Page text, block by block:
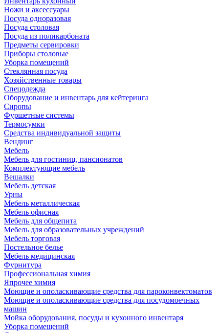
Ножи и аксессуары
Посуда одноразовая
Посуда столовая
Посуда из поликарбоната
Предметы сервировки
Приборы столовые
Уборка помещений
Стеклянная посуда
Хозяйственные товары
Спецодежда
Оборудование и инвентарь для кейтеринга
Сиропы
Фуршетные системы
Термосумки
Средства индивидуальной защиты
Вендинг
Мебель
Мебель для гостиниц, пансионатов
Комплектующие мебель
Вешалки
Мебель детская
Урны
Мебель металлическая
Мебель офисная
Мебель для общепита
Мебель для образовательных учреждений
Мебель торговая
Постельное белье
Мебель медицинская
Фурнитура
Профессиональная химия
Япрочее химия
Моющие и ополаскивающие средства для пароконвектоматов
Моющие и ополаскивающие средства для посудомоечных
машин
Мойка оборудования, посуды и кухонного инвентаря
Уборка помещений